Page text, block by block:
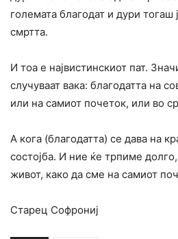
големата благодат и дури тогаш
смртта.
И тоа е највистинскиот пат.
случуваат вака: благодатта на
или на самиот почеток, или во
А кога (благодатта) се дава на
состојба. И ние ќе трпиме
живот, како да сме на самиот
Старец Софрониј